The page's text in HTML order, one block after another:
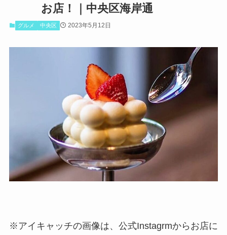
お店！｜中央区海岸通
グルメ 中央区 2023年5月12日
※アイキャッチの画像は、公式Instagrmからお店に